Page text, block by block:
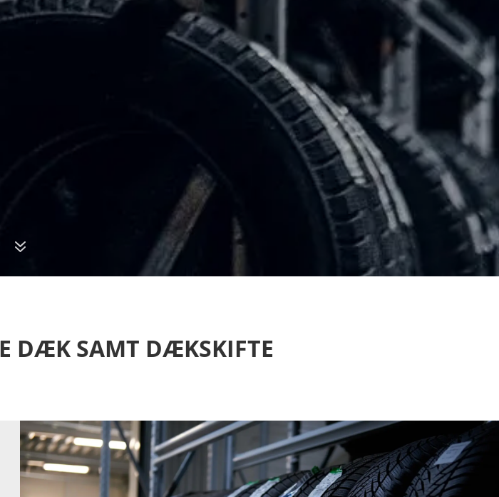
7
DÆK SAMT DÆKSKIFTE